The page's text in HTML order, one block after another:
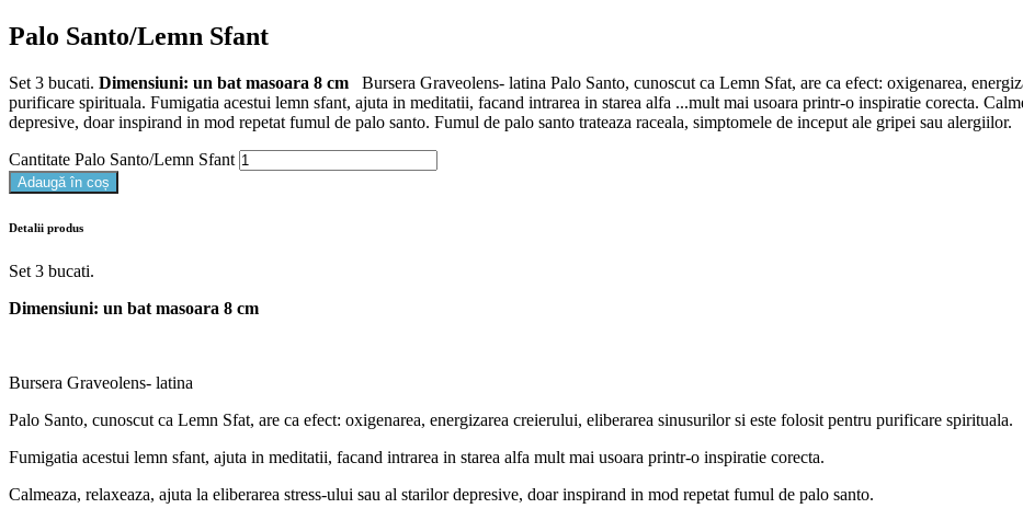
Palo Santo/Lemn Sfant
Set 3 bucati. Dimensiuni: un bat masoara 8 cm
Bursera Graveolens- latina Palo Santo, cunoscut ca Lemn Sfat, are ca efect: oxigenarea,
purificare spirituala. Fumigatia acestui lemn sfant, ajuta in meditatii, facand intrarea in starea alfa ...mult mai usoara printr-o inspiratie corecta.
depresive, doar inspirand in mod repetat fumul de palo santo. Fumul de palo santo trateaza raceala, simptomele de inceput ale gripei sau alergiilor.
Cantitate Palo Santo/Lemn Sfant
Adaugă în coș
Detalii produs
Set 3 bucati.
Dimensiuni: un bat masoara 8 cm
Bursera Graveolens- latina
Palo Santo, cunoscut ca Lemn Sfat, are ca efect: oxigenarea, energizarea creierului, eliberarea sinusurilor si este folosit pentru purificare spirituala.
Fumigatia acestui lemn sfant, ajuta in meditatii, facand intrarea in starea alfa mult mai usoara printr-o inspiratie corecta.
Calmeaza, relaxeaza, ajuta la eliberarea stress-ului sau al starilor depresive, doar inspirand in mod repetat fumul de palo santo.